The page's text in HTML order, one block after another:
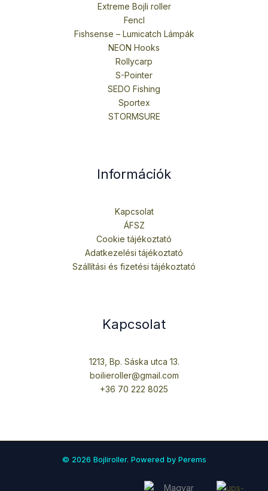
Extreme Bojli roller
Fencl
Fishsense – Lumicatch Lámpák
NEON Hooks
Rollycarp
S-Pointer
SEDO Fishing
Sportex
STORMSURE
Információk
Kapcsolat
ÁFSZ
Cookie tájékoztató
Adatkezelési tájékoztató
Szállítási és fizetési tájékoztató
Kapcsolat
1213, Bp. Sáska utca 13.
boilieroller@gmail.com
+36 70 222 8025
© 2026 Bojliroller. Powered by Perems